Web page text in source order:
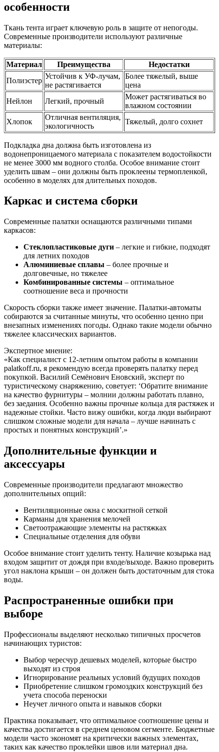
особенности
Ткань тента играет ключевую роль в защите от непогоды.
Современные производители используют различные
материалы:
Материал Преимущества
Недостатки
Полиэстер
Устойчив к УФ-лучам,
не растягивается
Более тяжелый, выше
цена
Нейлон
Легкий, прочный
Может растягиваться во
влажном состоянии
Хлопок
Отличная вентиляция,
экологичность
Тяжелый, долго сохнет
Подкладка дна должна быть изготовлена из
водонепроницаемого материала с показателем водостойкости
не менее 3000 мм водного столба. Особое внимание стоит
уделить швам – они должны быть проклеены термопленкой,
особенно в моделях для длительных походов.
Каркас и система сборки
Современные палатки оснащаются различными типами
каркасов:
Стеклопластиковые дуги – легкие и гибкие, подходят
для летних походов
Алюминиевые сплавы – более прочные и
долговечные, но тяжелее
Комбинированные системы – оптимальное
соотношение веса и прочности
Скорость сборки также имеет значение. Палатки-автоматы
собираются за считанные минуты, что особенно ценно при
внезапных изменениях погоды. Однако такие модели обычно
тяжелее классических вариантов.
Экспертное мнение:
«Как специалист с 12-летним опытом работы в компании
palatkoff.ru, я рекомендую всегда проверять палатку перед
покупкой. Василий Семёнович Еновский, эксперт по
туристическому снаряжению, советует: ‘Обратите внимание
на качество фурнитуры – молнии должны работать плавно,
без заедания. Особенно важны прочные кольца для растяжек и
надежные стойки. Часто вижу ошибки, когда люди выбирают
слишком сложные модели для начала – лучше начинать с
простых и понятных конструкций’.»
Дополнительные функции и
аксессуары
Современные производители предлагают множество
дополнительных опций:
Вентиляционные окна с москитной сеткой
Карманы для хранения мелочей
Светоотражающие элементы на растяжках
Специальные отделения для обуви
Особое внимание стоит уделить тенту. Наличие козырька над
входом защитит от дождя при входе/выходе. Важно проверить
угол наклона крыши – он должен быть достаточным для стока
воды.
Распространенные ошибки при
выборе
Профессионалы выделяют несколько типичных просчетов
начинающих туристов:
Выбор чересчур дешевых моделей, которые быстро
выходят из строя
Игнорирование реальных условий будущих походов
Приобретение слишком громоздких конструкций без
учета способа переноски
Неучет личного опыта и навыков сборки
Практика показывает, что оптимальное соотношение цены и
качества достигается в среднем ценовом сегменте. Бюджетные
модели часто экономят на критически важных элементах,
таких как качество проклейки швов или материал дна.